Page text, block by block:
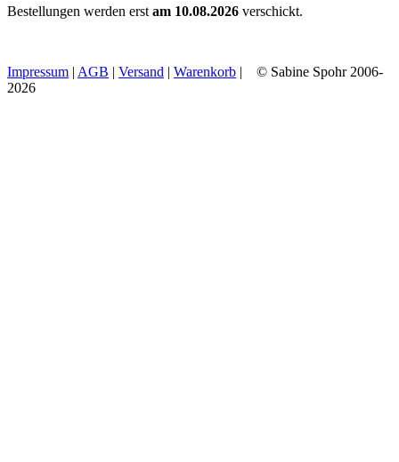
Bestellungen werden erst am 10.08.2026 verschickt.
Impressum | AGB | Versand | Warenkorb | © Sabine Spohr 2006-
2026